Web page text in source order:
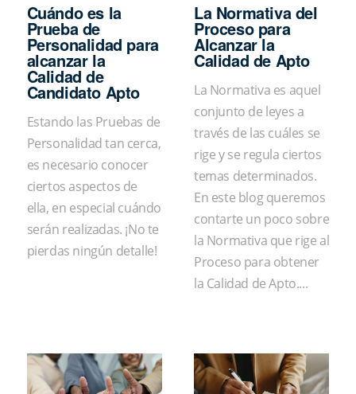
Cuándo es la
Prueba de
Personalidad para
alcanzar la
Calidad de
Candidato Apto
Estando las Pruebas de
Personalidad tan cerca,
es necesario conocer
ciertos aspectos de
ella, en especial cuándo
serán realizadas. ¡No te
pierdas ningún detalle!
La Normativa del
Proceso para
Alcanzar la
Calidad de Apto
La Normativa es aquel
conjunto de leyes a
través de las cuáles se
rige y se regula ciertos
temas determinados.
En este blog queremos
contarte un poco sobre
la Normativa que rige al
Proceso para obtener
la Calidad de Apto....